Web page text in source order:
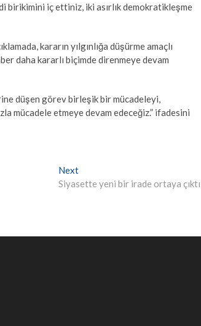
birikimini iç ettiniz, iki asırlık demokratikleşme
kararın yılgınlığa düşürme amaçlı
daha kararlı biçimde direnmeye devam
düşen görev birleşik bir mücadeleyi,
mücadele etmeye devam edeceğiz.” ifadesini
NextNext
post:
Siyasette yeni bir irade ortaya çıktı